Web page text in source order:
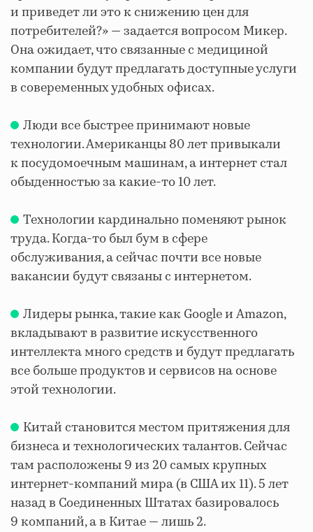
и приведет ли это к снижению цен для
потребителей?» — задается вопросом Микер.
Она ожидает, что связанные с медициной
компании будут предлагать доступные услуги
в совеременных удобных офисах.
Люди все быстрее принимают новые
технологии. Американцы 80 лет привыкали
к посудомоечным машинам, а интернет стал
обыденностью за какие-то 10 лет.
Технологии кардинально поменяют рынок
труда. Когда-то был бум в сфере
обслуживания, а сейчас почти все новые
вакансии будут связаны с интернетом.
Лидеры рынка, такие как Google и Amazon,
вкладывают в развитие искусственного
интеллекта много средств и будут предлагать
все больше продуктов и сервисов на основе
этой технологии.
Китай становится местом притяжения для
бизнеса и технологических талантов. Сейчас
там расположены 9 из 20 самых крупных
интернет-компаний мира (в США их 11). 5 лет
назад в Соединенных Штатах базировалось
9 компаний, а в Китае — лишь 2.